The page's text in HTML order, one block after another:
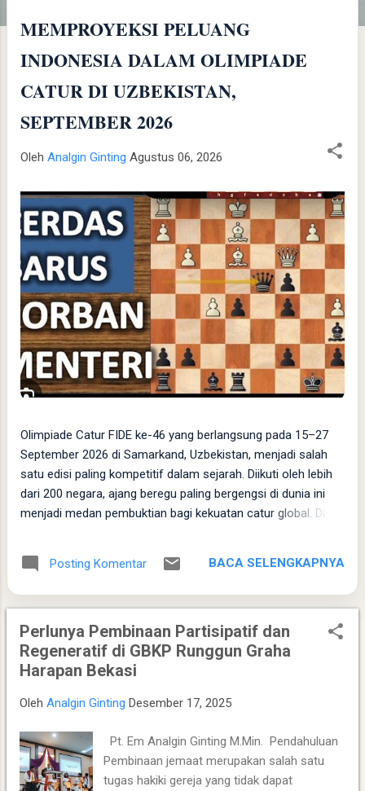
MEMPROYEKSI PELUANG
INDONESIA DALAM OLIMPIADE
CATUR DI UZBEKISTAN,
SEPTEMBER 2026
Oleh Analgin Ginting Agustus 06, 2026
​Olimpiade Catur FIDE ke-46 yang berlangsung pada 15–27
September 2026 di Samarkand, Uzbekistan, menjadi salah
satu edisi paling kompetitif dalam sejarah. Diikuti oleh lebih
dari 200 negara, ajang beregu paling bergengsi di dunia ini
menjadi medan pembuktian bagi kekuatan catur global. Di
Catur Indonesia untuk mengukir prestasi? ​ Peluang Tim
Indonesia: Posisi Menengah yang Berpotensi Memberi
Kejutan ​Secara objektif, berdasarkan kalkulasi rating rata-
rata FIDE, Indonesia berada di jajaran unggulan papan
menengah ( mid-tier ). Tim Putra Indonesia memunculkan
kekuatan berkat perpaduan pengalamannya Grandmaster
(GM) Susanto Megaranto dengan para talenta muda
Nayaka Budhidharma. Sementara itu, Tim Putri yang
diperkuat jajaran Master Internasional Wanita (WIM) seperti
Shafira Devi Herfesa, Laysa Latifah, Ummi Fisabilillah, dan
Chelsea Monica Ignesias Sihite memiliki kedalaman sku...
Posting Komentar BACA SELENGKAPNYA
Perlunya Pembinaan Partisipatif dan
Regeneratif di GBKP Runggun Graha
Harapan Bekasi
Oleh Analgin Ginting Desember 17, 2025
Pt. Em Analgin Ginting M.Min. Pendahuluan
Pembinaan jemaat merupakan salah satu
tugas hakiki gereja yang tidak dapat